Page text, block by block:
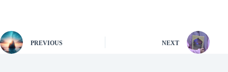
PREVIOUS NEXT